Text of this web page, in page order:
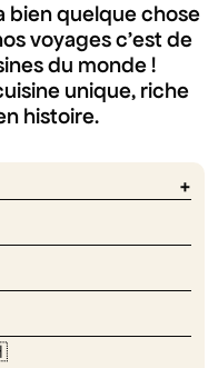
bien quelque chose
voyages c'est de
du monde !
unique, riche
histoire.